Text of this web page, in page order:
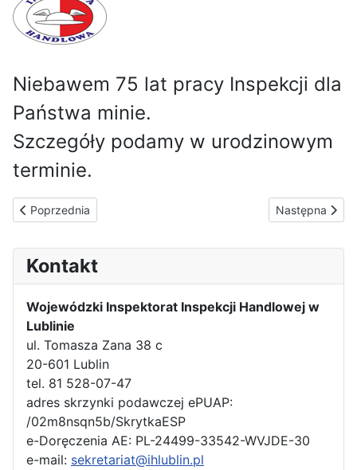
Niebawem 75 lat pracy Inspekcji dla
Państwa minie.
Szczegóły podamy w urodzinowym
terminie.
Poprzednia strona: Małe pojazdy, duże braki – kontrola
Poprzednia Następna
Następna
Kontakt
Wojewódzki Inspektorat Inspekcji Handlowej w
Lublinie
ul. Tomasza Zana 38 c
20-601 Lublin
tel. 81 528-07-47
adres skrzynki podawczej ePUAP:
/02m8nsqn5b/SkrytkaESP
e-Doręczenia AE: PL-24499-33542-WVJDE-30
e-mail: sekretariat@ihlublin.pl